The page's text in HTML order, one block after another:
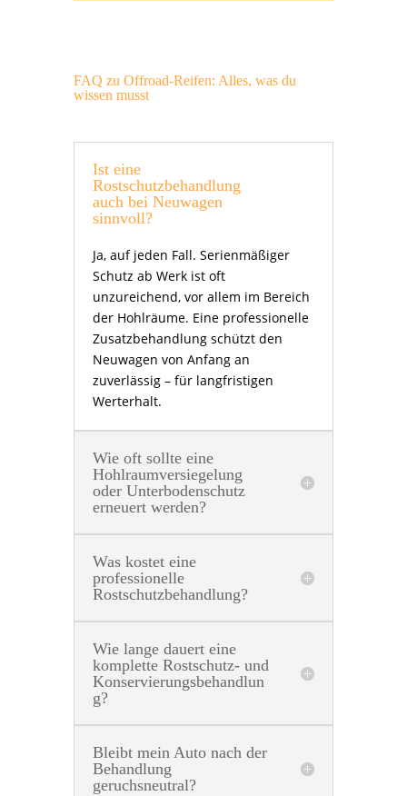
FAQ zu Offroad-Reifen: Alles, was du
wissen musst
Ist eine
Rostschutzbehandlung
auch bei Neuwagen
sinnvoll?
Ja, auf jeden Fall. Serienmäßiger
Schutz ab Werk ist oft
unzureichend, vor allem im Bereich
der Hohlräume. Eine professionelle
Zusatzbehandlung schützt den
Neuwagen von Anfang an
zuverlässig – für langfristigen
Werterhalt.
Wie oft sollte eine
Hohlraumversiegelung
oder Unterbodenschutz
erneuert werden?
Was kostet eine
professionelle
Rostschutzbehandlung?
Wie lange dauert eine
komplette Rostschutz- und
Konservierungsbehandlun
g?
Bleibt mein Auto nach der
Behandlung
geruchsneutral?